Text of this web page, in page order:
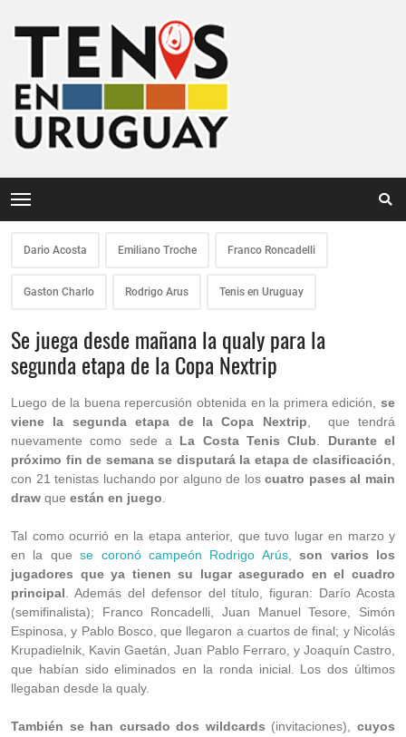
Dario Acosta Emiliano Troche Franco Roncadelli
Gaston Charlo Rodrigo Arus Tenis en Uruguay
Se juega desde mañana la qualy para la
segunda etapa de la Copa Nextrip
Luego de la buena repercusión obtenida en la primera edición, se
viene la segunda etapa de la Copa Nextrip , que tendrá
nuevamente como sede a La Costa Tenis Club
Durante el
próximo fin de semana se disputará la etapa de clasificación
con 21 tenistas luchando por alguno de loscuatro pases al main
draw que están en juego
Tal como ocurrió en la etapa anterior, que tuvo lugar en marzo y
en la quese coronó campeón Rodrigo Arús,son varios los
jugadores que ya tienen su lugar asegurado en el cuadro
principal . Además del defensor del título, figuran: Darío Acosta
(semifinalista); Franco Roncadelli, Juan Manuel Tesore, Simón
Espinosa, y Pablo Bosco, que llegaron a cuartos de final; y Nicolás
Krupadielnik, Kavin Gaetán, Juan Pablo Ferraro, y Joaquín Castro,
que habían sido eliminados en la ronda inicial. Los dos últimos
llegaban desde la qualy.
También se han cursado dos wildcards (invitaciones),cuyos